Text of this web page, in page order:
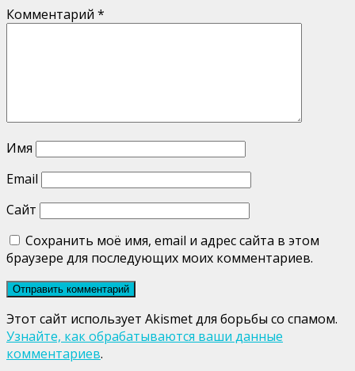
Комментарий *
Имя
Email
Сайт
Сохранить моё имя, email и адрес сайта в этом
браузере для последующих моих комментариев.
Этот сайт использует Akismet для борьбы со спамом.
Узнайте, как обрабатываются ваши данные
комментариев.